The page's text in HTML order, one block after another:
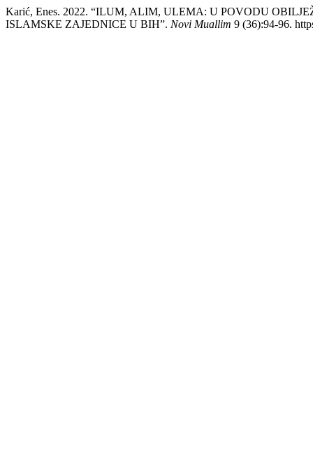
Karić, Enes. 2022. “ILUM, ALIM, ULEMA: U POVODU
ISLAMSKE ZAJEDNICE U BIH”. Novi Muallim 9 (36):94-96.